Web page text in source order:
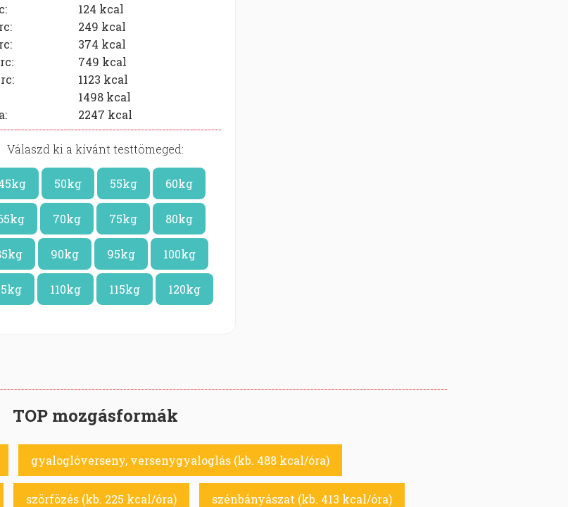
124 kcal
249 kcal
374 kcal
749 kcal
1123 kcal
1498 kcal
2247 kcal
Válaszd ki a kívánt testtömeged:
50kg 55kg 60kg
70kg 75kg 80kg
90kg 95kg 100kg
110kg 115kg 120kg
TOP mozgásformák
gyaloglóverseny, versenygyaloglás (kb. 488 kcal/óra)
szörfözés (kb. 225 kcal/óra) szénbányászat (kb. 413 kcal/óra)